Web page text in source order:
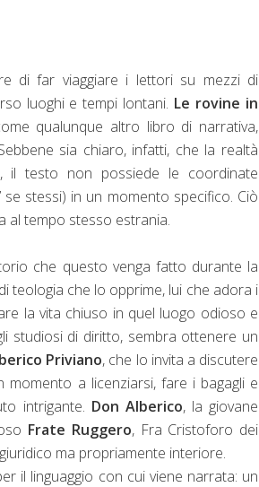
di far viaggiare i lettori su mezzi di
luoghi e tempi lontani. Le rovine in
qualunque altro libro di narrativa,
sia chiaro, infatti, che la realtà
il testo non possiede le coordinate
stessi) in un momento specifico. Ciò
al tempo stesso estrania.
che questo venga fatto durante la
teologia che lo opprime, lui che adora i
la vita chiuso in quel luogo odioso e
studiosi di diritto, sembra ottenere un
Priviano, che lo invita a discutere
a licenziarsi, fare i bagagli e
intrigante. Don Alberico, la giovane
Frate Ruggero, Fra Cristoforo dei
ma propriamente interiore.
il linguaggio con cui viene narrata: un